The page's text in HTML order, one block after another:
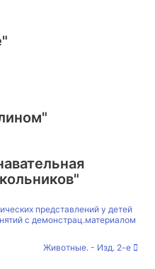
представлений у детей
с демонстрац.материалом
Животные. - Изд. 2-е